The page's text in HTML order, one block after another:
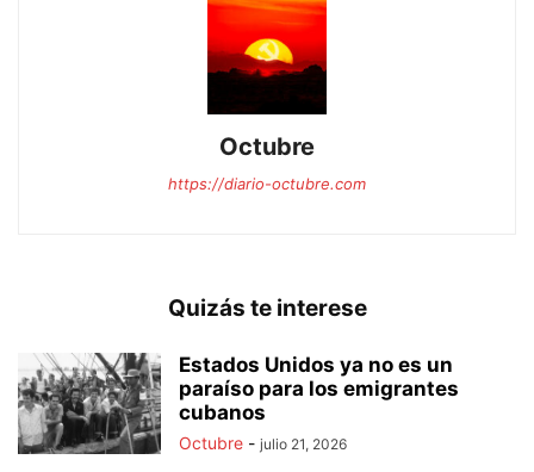
Octubre
https://diario-octubre.com
Quizás te interese
Estados Unidos ya no es un
paraíso para los emigrantes
cubanos
Octubre - julio 21, 2026